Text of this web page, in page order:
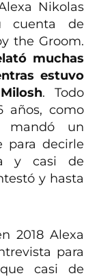
Nikolas
cuenta de
the Groom.
muchas
estuvo
. Todo
años, como
mandó un
para decirle
y casi de
y hasta
2018 Alexa
para
casi de